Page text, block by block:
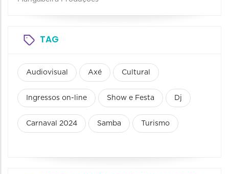
TAG
Audiovisual Axé Cultural
Ingressos on-line Show e Festa Dj
Carnaval 2024 Samba Turismo